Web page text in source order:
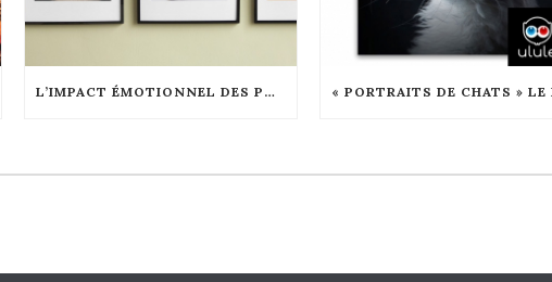
L’IMPACT ÉMOTIONNEL DES PORTRAITS ANIMALIERS : COMMENT ILS RENFORCENT LES LIENS FAMILIAUX